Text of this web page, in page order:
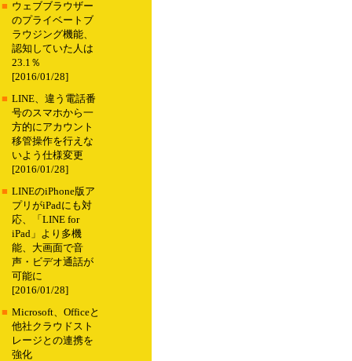
■ ウェブブラウザー
のプライベートブ
ラウジング機能、
認知していた人は
23.1％
[2016/01/28]
■ LINE、違う電話番
号のスマホから一
方的にアカウント
移管操作を行えな
いよう仕様変更
[2016/01/28]
■ LINEのiPhone版ア
プリがiPadにも対
応、「LINE for
iPad」より多機
能、大画面で音
声・ビデオ通話が
可能に
[2016/01/28]
■ Microsoft、Officeと
他社クラウドスト
レージとの連携を
強化